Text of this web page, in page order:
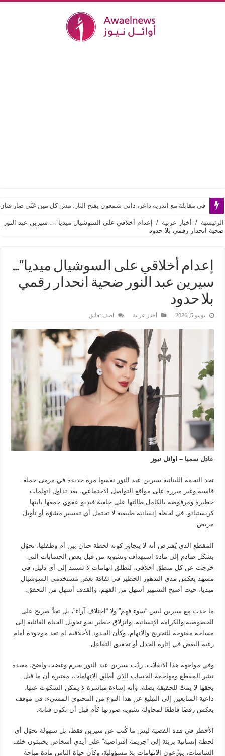
في مقابلة مع اندريه داغر، داني شمعون يفتح النار: مش كل مين غنّى صار
الرئيسية / أخبار عربية /
إعدام أخلاقي على السوشيال ميديا”… سيرين عبد النور
ضحية انحدار رقمي بلا حدود
إعدام أخلاقي على السوشيال ميديا”…
سيرين عبد النور ضحية انحدار رقمي
بلا حدود
يونيو 5, 2026 أخبار عربية اضف تعليق
عادل سميا – اوائل نيوز
تجد النجمة اللبنانية سيرين عبد النور نفسها مرة جديدة في مرمى حملة
قاسية وغير مبررة على مواقع التواصل الاجتماعي، بعد تداول اتهامات
خطيرة ومرفوضة بالكامل طالتها على خلفية فيديو عفوي جمعها بابنها
كريستيانو، في لحظة إنسانية طبيعية لا تحتمل أي تفسير مشوّه أو تأويل
مريض.
المقطع الذي يُفترض أنه لا يتجاوز كونه لحظة حنان بين أم وطفلها، تحوّل
بشكل صادم إلى مادة استهداف وتشويه من قبل بعض الحسابات التي
خرجت عن كل منطق أخلاقي، لتطلق اتهامات لا تستند إلى أي دليل، في
مشهد يعكس مدى التدهور الخطير في ثقافة بعض مستخدمي السوشيال
ميديا، حيث أصبح التشهير أسهل من الفهم، والقذف أسهل من التحقق.
ما حدث مع سيرين ليس “سوء فهم” ولا “اختلاف آراء”، بل تعدٍّ صريح على
الخصوصية والكرامة الإنسانية، وانزلاق خطير نحو تحويل الحياة العائلية إلى
مساحة مفتوحة للتجريح والاتهام، وكأن الحدود الأخلاقية لم تعد موجودة أمام
رغبة البعض في إثارة الجدل أو تحقيق التفاعل.
وفي مواجهة هذا الانفلات، ردّت سيرين عبد النور بحزم وغضب واضح، معيدة
نشر المقطع ومهاجمة الحساب الذي أطلق الاتهامات، معتبرة أن ما قيل
بحقها لا يمتّ للحقيقة بصلة، وأنه إساءة مباشرة لا يمكن السكوت عنها،
داعية المتابعين إلى التبليغ عن هذا النوع من المحتوى المسيء، في موقف
يعكس رفضًا قاطعًا لمحاولة تشويه صورتها كأم قبل أن تكون فنانة.
الأخطر في هذه القضية ليس ما كُتب عن سيرين فقط، بل سهولة تحوّل أي
لحظة إنسانية بريئة إلى “جريمة افتراضية” على أيدي أشخاص يختبئون خلف
الشاشات، يوزّعون الاتهامات بلا مسؤولية، وكأن حياة الناس مادة مباحة